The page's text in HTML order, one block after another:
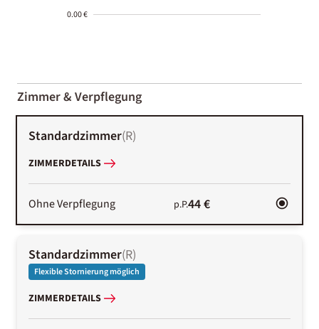
0.00 €
01-02
Zimmer & Verpflegung
Standardzimmer(R)
ZIMMERDETAILS
Ohne Verpflegung p.P.44 €
Standardzimmer(R)
Flexible Stornierung möglich
ZIMMERDETAILS